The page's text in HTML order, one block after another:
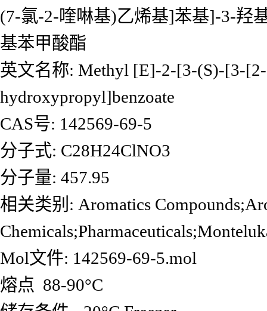
(7-氯-2-喹啉基)乙烯基]苯基]-3-羟
基苯甲酸酯
英文名称: Methyl [E]-2-[3-(S)-[3-
hydroxypropyl]benzoate
CAS号: 142569-69-5
分子式: C28H24ClNO3
分子量: 457.95
相关类别: Aromatics
Mol文件: 142569-69-5.mol
熔点 88-90°C